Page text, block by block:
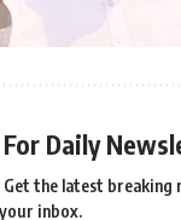
For Daily
Get the latest breaking
inbox.